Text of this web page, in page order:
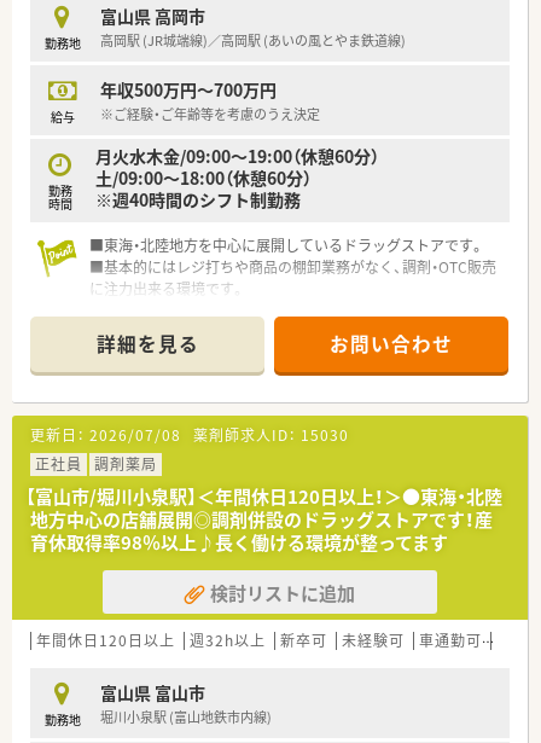
す。
■研修制度を積極的に活用して自身の専門知識を深め、患者様に
■将来的なステップアップを見据え、マネジメントスキルを磨き
ながら店舗運営に深く関わっている方が活躍しています。
勤務地
富山県 高岡市
高岡駅 (JR城端線)／高岡駅 (あいの風とやま鉄道線)
給与
年収500万円～700万円
※ご経験・ご年齢等を考慮のうえ決定
勤務
時間
月火水木金/09:00〜19:00（休憩60分）
土/09:00～18:00（休憩60分）
※週40時間のシフト制勤務
■東海・北陸地方を中心に展開しているドラッグストアです。
■基本的にはレジ打ちや商品の棚卸業務がなく、調剤・OTC販売
に注力出来る環境です。
詳細を見る お問い合わせ
更新日： 2026/07/08 薬剤師求人ID： 15030
正社員
調剤薬局
【富山市/堀川小泉駅】＜年間休日120日以上！＞●東海・北陸
地方中心の店舗展開◎調剤併設のドラッグストアです！産
育休取得率98％以上♪長く働ける環境が整ってます
検討リストに追加
年間休日120日以上 週32h以上 新卒可 未経験可 車通勤可
勤務地
富山県 富山市
堀川小泉駅 (富山地鉄市内線)